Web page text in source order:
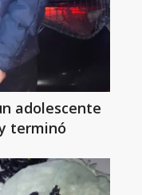
adolescente
terminó